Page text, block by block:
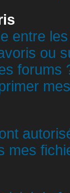
entre
ou
forums
mes